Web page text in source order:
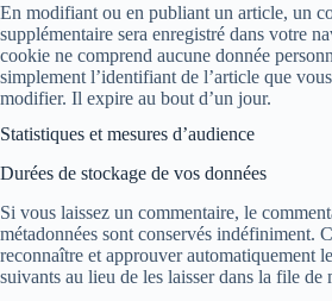
En modifiant ou en publiant un article, un
supplémentaire sera enregistré dans votre
cookie ne comprend aucune donnée
simplement l’identifiant de l’article que
modifier. Il expire au bout d’un jour.
Statistiques et mesures d’audience
Durées de stockage de vos données
Si vous laissez un commentaire, le
métadonnées sont conservés indéfiniment.
reconnaître et approuver automatiquement
suivants au lieu de les laisser dans la file de